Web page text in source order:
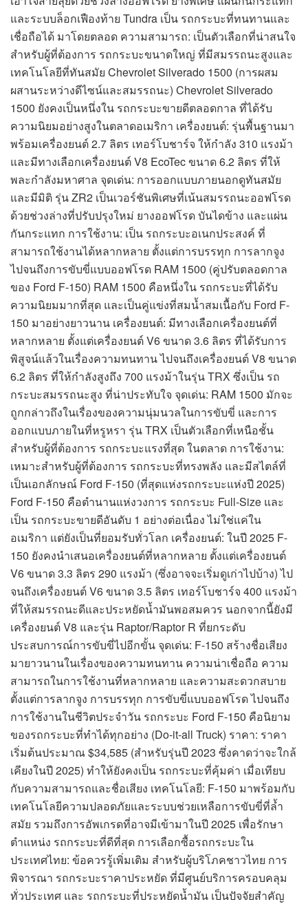
และระบบล็อกเฟืองท้าย Tundra เป็น รถกระบะที่ทนทานและ
เชื่อถือได้ มาโดยตลอด ความสามารถ: เป็นตัวเลือกที่น่าสนใจ
สำหรับผู้ที่ต้องการ รถกระบะขนาดใหญ่ ที่มีสมรรถนะสูงและ
เทคโนโลยีที่ทันสมัย Chevrolet Silverado 1500 (การผสม
ผสานระหว่างดีไซน์และสมรรถนะ) Chevrolet Silverado
1500 ยังคงเป็นหนึ่งใน รถกระบะขายดีตลอดกาล ที่ได้รับ
ความนิยมอย่างสูงในตลาดอเมริกา เครื่องยนต์: รุ่นพื้นฐานมา
พร้อมเครื่องยนต์ 2.7 ลิตร เทอร์โบชาร์จ ให้กำลัง 310 แรงม้า
และมีทางเลือกเครื่องยนต์ V8 EcoTec ขนาด 6.2 ลิตร ที่ให้
พละกำลังมหาศาล จุดเด่น: การออกแบบภายนอกดูทันสมัย
และมีมิติ รุ่น ZR2 เป็นเวอร์ชันพิเศษที่เน้นสมรรถนะออฟโรด
ด้วยช่วงล่างที่ปรับปรุงใหม่ ยางออฟโรด บันไดข้าง และแผ่น
กันกระแทก การใช้งาน: เป็น รถกระบะอเนกประสงค์ ที่
สามารถใช้งานได้หลากหลาย ตั้งแต่การบรรทุก การลากจูง
ไปจนถึงการขับขี่แบบออฟโรด RAM 1500 (คู่ปรับตลอดกาล
ของ Ford F-150) RAM 1500 คือหนึ่งใน รถกระบะที่ได้รับ
ความนิยมมากที่สุด และเป็นคู่แข่งที่สมน้ำสมเนื้อกับ Ford F-
150 มาอย่างยาวนาน เครื่องยนต์: มีทางเลือกเครื่องยนต์ที่
หลากหลาย ตั้งแต่เครื่องยนต์ V6 ขนาด 3.6 ลิตร ที่ได้รับการ
พิสูจน์แล้วในเรื่องความทนทาน ไปจนถึงเครื่องยนต์ V8 ขนาด
6.2 ลิตร ที่ให้กำลังสูงถึง 700 แรงม้าในรุ่น TRX ซึ่งเป็น รถ
กระบะสมรรถนะสูง ที่น่าประทับใจ จุดเด่น: RAM 1500 มักจะ
ถูกกล่าวถึงในเรื่องของความนุ่มนวลในการขับขี่ และการ
ออกแบบภายในที่หรูหรา รุ่น TRX เป็นตัวเลือกที่เหนือชั้น
สำหรับผู้ที่ต้องการ รถกระบะแรงที่สุด ในตลาด การใช้งาน:
เหมาะสำหรับผู้ที่ต้องการ รถกระบะที่ทรงพลัง และมีสไตล์ที่
เป็นเอกลักษณ์ Ford F-150 (ที่สุดแห่งรถกระบะแห่งปี 2025)
Ford F-150 คือตำนานแห่งวงการ รถกระบะ Full-Size และ
เป็น รถกระบะขายดีอันดับ 1 อย่างต่อเนื่อง ไม่ใช่แค่ใน
อเมริกา แต่ยังเป็นที่ยอมรับทั่วโลก เครื่องยนต์: ในปี 2025 F-
150 ยังคงนำเสนอเครื่องยนต์ที่หลากหลาย ตั้งแต่เครื่องยนต์
V6 ขนาด 3.3 ลิตร 290 แรงม้า (ซึ่งอาจจะเริ่มดูเก่าไปบ้าง) ไป
จนถึงเครื่องยนต์ V6 ขนาด 3.5 ลิตร เทอร์โบชาร์จ 400 แรงม้า
ที่ให้สมรรถนะดีและประหยัดน้ำมันพอสมควร นอกจากนี้ยังมี
เครื่องยนต์ V8 และรุ่น Raptor/Raptor R ที่ยกระดับ
ประสบการณ์การขับขี่ไปอีกขั้น จุดเด่น: F-150 สร้างชื่อเสียง
มายาวนานในเรื่องของความทนทาน ความน่าเชื่อถือ ความ
สามารถในการใช้งานที่หลากหลาย และความสะดวกสบาย
ตั้งแต่การลากจูง การบรรทุก การขับขี่แบบออฟโรด ไปจนถึง
การใช้งานในชีวิตประจำวัน รถกระบะ Ford F-150 คือนิยาม
ของรถกระบะที่ทำได้ทุกอย่าง (Do-it-all Truck) ราคา: ราคา
เริ่มต้นประมาณ $34,585 (สำหรับรุ่นปี 2023 ซึ่งคาดว่าจะใกล้
เคียงในปี 2025) ทำให้ยังคงเป็น รถกระบะที่คุ้มค่า เมื่อเทียบ
กับความสามารถและชื่อเสียง เทคโนโลยี: F-150 มาพร้อมกับ
เทคโนโลยีความปลอดภัยและระบบช่วยเหลือการขับขี่ที่ล้ำ
สมัย รวมถึงการอัพเกรดที่อาจมีเข้ามาในปี 2025 เพื่อรักษา
ตำแหน่ง รถกระบะที่ดีที่สุด การเลือกซื้อรถกระบะใน
ประเทศไทย: ข้อควรรู้เพิ่มเติม สำหรับผู้บริโภคชาวไทย การ
พิจารณา รถกระบะราคาประหยัด ที่มีศูนย์บริการครอบคลุม
ทั่วประเทศ และ รถกระบะที่ประหยัดน้ำมัน เป็นปัจจัยสำคัญ